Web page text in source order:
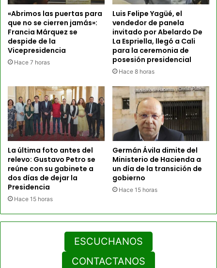
«Abrimos las puertas para
que no se cierren jamás»:
Francia Márquez se
despide de la
Vicepresidencia
Hace 7 horas
Luis Felipe Yagüé, el
vendedor de panela
invitado por Abelardo De
La Espriella, llegó a Cali
para la ceremonia de
posesión presidencial
Hace 8 horas
La última foto antes del
relevo: Gustavo Petro se
reúne con su gabinete a
dos días de dejar la
Presidencia
Hace 15 horas
Germán Ávila dimite del
Ministerio de Hacienda a
un día de la transición de
gobierno
Hace 15 horas
ESCUCHANOS
CONTACTANOS